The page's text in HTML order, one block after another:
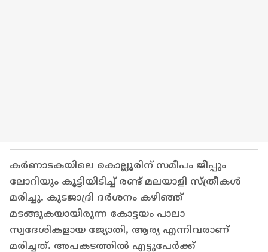
കർണാടകയിലെ കൊല്ലൂരിന് സമീപം ജീപ്പും
ലോറിയും കൂട്ടിയിടിച്ച് രണ്ട് മലയാളി സ്ത്രീകൾ
മരിച്ചു. കുടജാദ്രി ദർശനം കഴിഞ്ഞ്
മടങ്ങുകയായിരുന്ന കോട്ടയം പാലാ
സ്വദേശികളായ ജ്യോതി, ആര്യ എന്നിവരാണ്
മരിച്ചത്. അപകടത്തിൽ എട്ടുപേർക്ക്